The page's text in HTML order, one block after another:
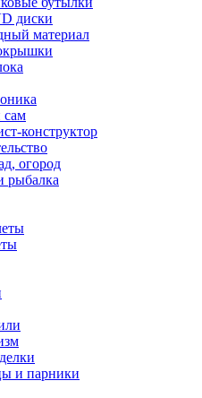
диски
материал
сам
конструктор
огород
рыбалка
и парники